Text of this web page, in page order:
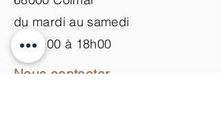
du mardi au samedi
de 9h00 à 18h00
Nous contacter